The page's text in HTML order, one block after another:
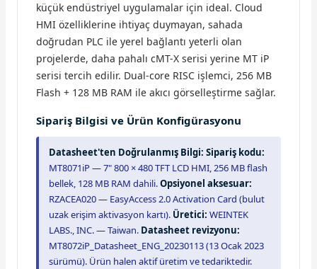
küçük endüstriyel uygulamalar için ideal. Cloud
HMI özelliklerine ihtiyaç duymayan, sahada
doğrudan PLC ile yerel bağlantı yeterli olan
projelerde, daha pahalı cMT-X serisi yerine MT iP
serisi tercih edilir. Dual-core RISC işlemci, 256 MB
Flash + 128 MB RAM ile akıcı görselleştirme sağlar.
Sipariş Bilgisi ve Ürün Konfigürasyonu
Datasheet'ten Doğrulanmış Bilgi: Sipariş kodu:
MT8071iP — 7" 800 × 480 TFT LCD HMI, 256 MB flash
bellek, 128 MB RAM dahili.Opsiyonel aksesuar:
RZACEA020 — EasyAccess 2.0 Activation Card (bulut
uzak erişim aktivasyon kartı). Üretici: WEINTEK
LABS., INC. — Taiwan. Datasheet revizyonu:
MT8072iP_Datasheet_ENG_20230113 (13 Ocak 2023
sürümü). Ürün halen aktif üretim ve tedariktedir.